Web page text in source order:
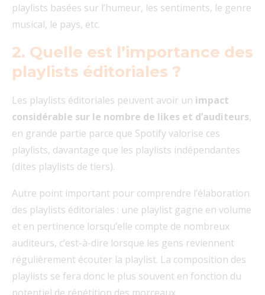
playlists basées sur l’humeur, les sentiments, le genre
musical, le pays, etc.
2. Quelle est l’importance des
playlists éditoriales ?
Les playlists éditoriales peuvent avoir un impact
considérable sur le nombre de likes et d’auditeurs,
en grande partie parce que Spotify valorise ces
playlists, davantage que les playlists indépendantes
(dites playlists de tiers).
Autre point important pour comprendre l’élaboration
des playlists éditoriales : une playlist gagne en volume
et en pertinence lorsqu’elle compte de nombreux
auditeurs, c’est-à-dire lorsque les gens reviennent
régulièrement écouter la playlist. La composition des
playlists se fera donc le plus souvent en fonction du